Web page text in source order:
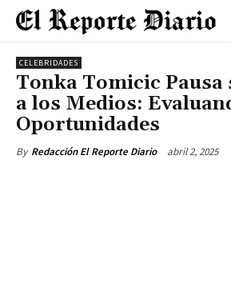
CELEBRIDADES
Tonka Tomicic Pausa
a los Medios:
Oportunidades
By Redacción El Reporte Diario abril 2, 2025